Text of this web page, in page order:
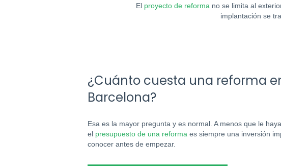
El proyecto de reforma no se limita al
implantación se
¿Cuánto cuesta una reforma
Barcelona?
Esa es la mayor pregunta y es normal. A menos que le
el presupuesto de una reforma es siempre una inversión
conocer antes de empezar.